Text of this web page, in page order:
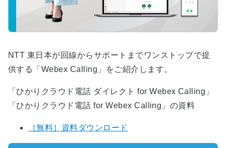
NTT 東日本が回線からサポートまでワンストップで提
供する「Webex Calling」をご紹介します。
「ひかりクラウド電話 ダイレクト for Webex Calling」
「ひかりクラウド電話 for Webex Calling」の資料
［無料］資料ダウンロード